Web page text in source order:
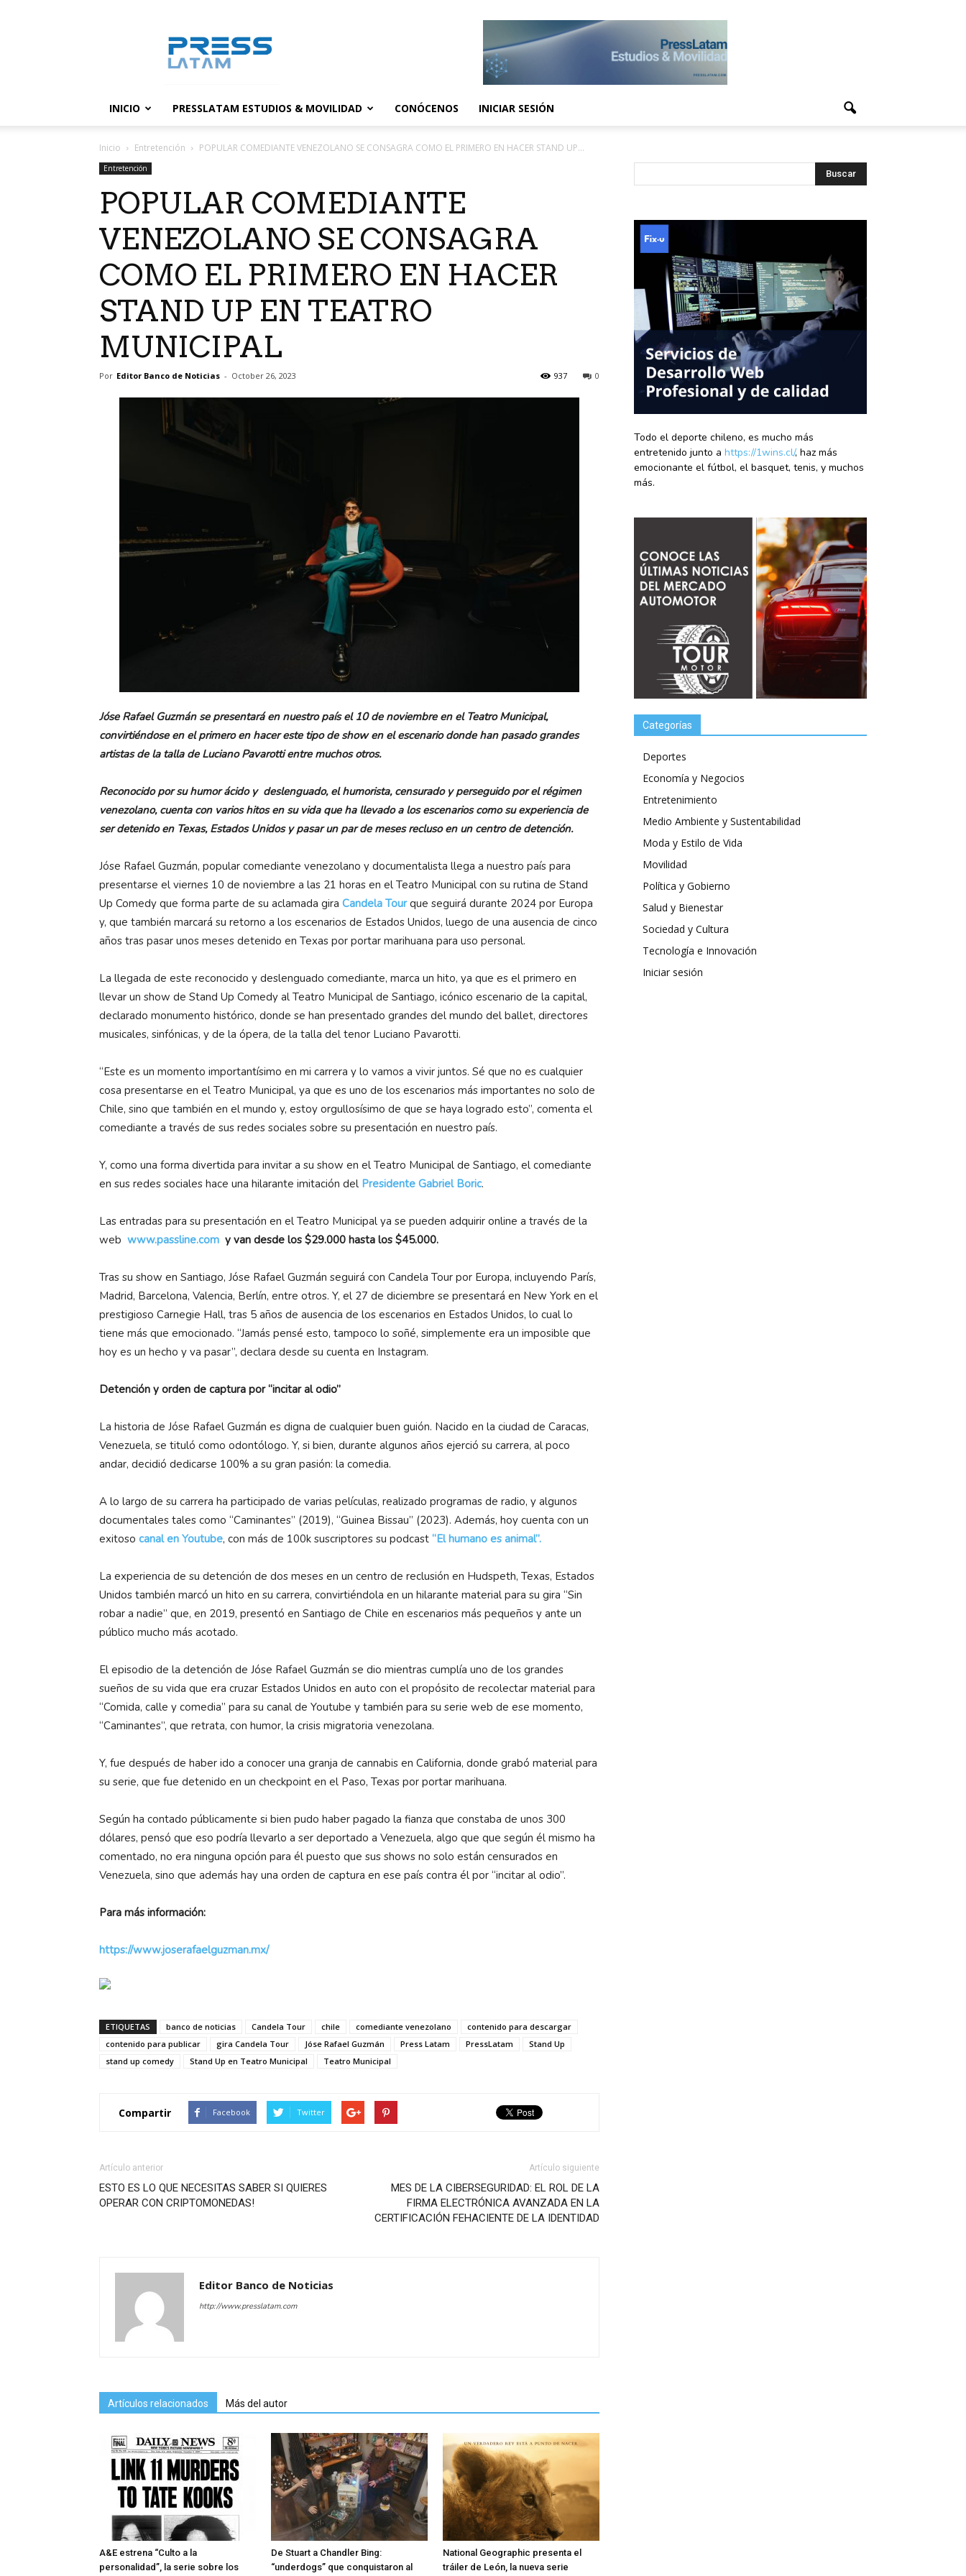
noticias
INICIO PRESSLATAM ESTUDIOS & MOVILIDAD CONÓCENOS INICIAR SESIÓN
Inicio Entretención POPULAR COMEDIANTE VENEZOLANO SE CONSAGRA COMO EL PRIMERO EN HACER STAND UP...
Entretención
POPULAR COMEDIANTE
VENEZOLANO SE CONSAGRA
COMO EL PRIMERO EN HACER
STAND UP EN TEATRO
MUNICIPAL
Por Editor Banco de Noticias - October 26, 2023 0
937
Jóse Rafael Guzmán se presentará en nuestro país el 10 de noviembre en el Teatro Municipal,
convirtiéndose en el primero en hacer este tipo de show en el escenario donde han pasado grandes
artistas de la talla de Luciano Pavarotti entre muchos otros.
Reconocido por su humor ácido y deslenguado, el humorista, censurado y perseguido por el régimen
venezolano, cuenta con varios hitos en su vida que ha llevado a los escenarios como su experiencia de
ser detenido en Texas, Estados Unidos y pasar un par de meses recluso en un centro de detención.
Jóse Rafael Guzmán, popular comediante venezolano y documentalista llega a nuestro país para
presentarse el viernes 10 de noviembre a las 21 horas en el Teatro Municipal con su rutina de Stand
Up Comedy que forma parte de su aclamada gira Candela Tourque seguirá durante 2024 por Europa
y, que también marcará su retorno a los escenarios de Estados Unidos, luego de una ausencia de cinco
años tras pasar unos meses detenido en Texas por portar marihuana para uso personal.
La llegada de este reconocido y deslenguado comediante, marca un hito, ya que es el primero en
llevar un show de Stand Up Comedy al Teatro Municipal de Santiago, icónico escenario de la capital,
declarado monumento histórico, donde se han presentado grandes del mundo del ballet, directores
musicales, sinfónicas, y de la ópera, de la talla del tenor Luciano Pavarotti.
“Este es un momento importantísimo en mi carrera y lo vamos a vivir juntos. Sé que no es cualquier
cosa presentarse en el Teatro Municipal, ya que es uno de los escenarios más importantes no solo de
Chile, sino que también en el mundo y, estoy orgullosísimo de que se haya logrado esto”, comenta el
comediante a través de sus redes sociales sobre su presentación en nuestro país.
Y, como una forma divertida para invitar a su show en el Teatro Municipal de Santiago, el comediante
en sus redes sociales hace una hilarante imitación del Presidente Gabriel Boric.
Las entradas para su presentación en el Teatro Municipal ya se pueden adquirir online a través de la
web www.passline.com y van desde los $29.000 hasta los $45.000.
Tras su show en Santiago, Jóse Rafael Guzmán seguirá con Candela Tour por Europa, incluyendo París,
Madrid, Barcelona, Valencia, Berlín, entre otros. Y, el 27 de diciembre se presentará en New York en el
prestigioso Carnegie Hall, tras 5 años de ausencia de los escenarios en Estados Unidos, lo cual lo
tiene más que emocionado. “Jamás pensé esto, tampoco lo soñé, simplemente era un imposible que
hoy es un hecho y va pasar”, declara desde su cuenta en Instagram.
Detención y orden de captura por “incitar al odio”
La historia de Jóse Rafael Guzmán es digna de cualquier buen guión. Nacido en la ciudad de Caracas,
Venezuela, se tituló como odontólogo. Y, si bien, durante algunos años ejerció su carrera, al poco
andar, decidió dedicarse 100% a su gran pasión: la comedia.
A lo largo de su carrera ha participado de varias películas, realizado programas de radio, y algunos
documentales tales como “Caminantes” (2019), “Guinea Bissau” (2023). Además, hoy cuenta con un
exitoso canal en Youtube, con más de 100k suscriptores su podcast “El humano es animal”.
La experiencia de su detención de dos meses en un centro de reclusión en Hudspeth, Texas, Estados
Unidos también marcó un hito en su carrera, convirtiéndola en un hilarante material para su gira “Sin
robar a nadie” que, en 2019, presentó en Santiago de Chile en escenarios más pequeños y ante un
público mucho más acotado.
El episodio de la detención de Jóse Rafael Guzmán se dio mientras cumplía uno de los grandes
sueños de su vida que era cruzar Estados Unidos en auto con el propósito de recolectar material para
“Comida, calle y comedia” para su canal de Youtube y también para su serie web de ese momento,
“Caminantes”, que retrata, con humor, la crisis migratoria venezolana.
Y, fue después de haber ido a conocer una granja de cannabis en California, donde grabó material para
su serie, que fue detenido en un checkpoint en el Paso, Texas por portar marihuana.
Según ha contado públicamente si bien pudo haber pagado la fianza que constaba de unos 300
dólares, pensó que eso podría llevarlo a ser deportado a Venezuela, algo que que según él mismo ha
comentado, no era ninguna opción para él puesto que sus shows no solo están censurados en
Venezuela, sino que además hay una orden de captura en ese país contra él por “incitar al odio”.
Para más información:
https://www.joserafaelguzman.mx/
ETIQUETAS banco de noticias Candela Tour chile comediante venezolano
contenido para descargar
contenido para publicar
gira Candela Tour Jóse Rafael Guzmán Press Latam PressLatam
Stand Up
stand up comedy
Stand Up en Teatro Municipal Teatro Municipal
Compartir Facebook Twitter
Artículo anterior
ESTO ES LO QUE NECESITAS SABER SI QUIERES
OPERAR CON CRIPTOMONEDAS!
Artículo siguiente
MES DE LA CIBERSEGURIDAD: EL ROL DE LA
FIRMA ELECTRÓNICA AVANZADA EN LA
CERTIFICACIÓN FEHACIENTE DE LA IDENTIDAD
Editor Banco de Noticias
http://www.presslatam.com
Artículos relacionados Más del autor
A&E estrena “Culto a la
personalidad”, la serie sobre los
De Stuart a Chandler Bing:
“underdogs” que conquistaron al
National Geographic presenta el
tráiler de León, la nueva serie
Todo el deporte chileno, es mucho más
entretenido junto a https://1wins.cl/, haz más
emocionante el fútbol, el basquet, tenis, y muchos
más.
Categorías
Deportes
Economía y Negocios
Entretenimiento
Medio Ambiente y Sustentabilidad
Moda y Estilo de Vida
Movilidad
Política y Gobierno
Salud y Bienestar
Sociedad y Cultura
Tecnología e Innovación
Iniciar sesión